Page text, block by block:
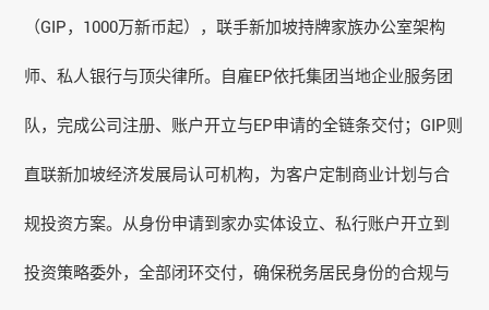
（GIP，1000万新币起），联手新加坡持牌家族办公室架构
师、私人银行与顶尖律所。自雇EP依托集团当地企业服务团
队，完成公司注册、账户开立与EP申请的全链条交付；GIP则
直联新加坡经济发展局认可机构，为客户定制商业计划与合
规投资方案。从身份申请到家办实体设立、私行账户开立到
投资策略委外，全部闭环交付，确保税务居民身份的合规与